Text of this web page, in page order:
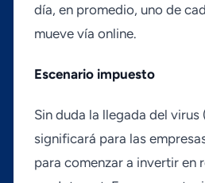
dí­a, en promedio, uno de
mueve ví­a online.
Escenario impuesto
Sin duda la llegada del virus
significará para las
para comenzar a invertir en